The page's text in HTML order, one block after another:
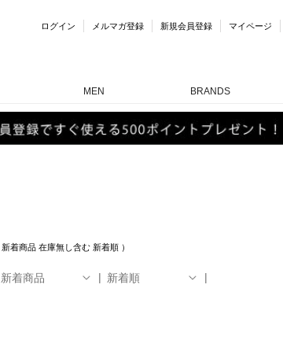
ログイン メルマガ登録 新規会員登録 マイページ
MEN BRANDS
新着商品 在庫無し含む 新着順）
新着商品 新着順